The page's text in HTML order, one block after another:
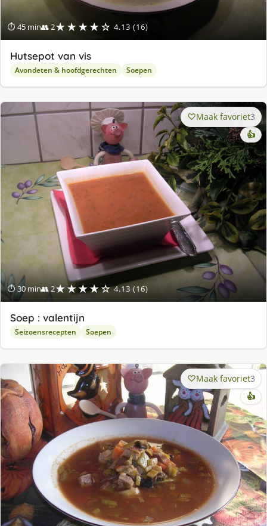
⏱ 45 min👥 2★★★★☆ 4.13 (16)
Hutsepot van vis
Avondeten & hoofdgerechten Soepen
⏱ 30 min👥 2★★★★☆ 4.13 (16)
Maak favoriet3
👍
Soep : valentijn
Seizoensrecepten Soepen
Maak favoriet3
👍